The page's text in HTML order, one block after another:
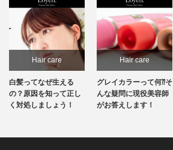
Hair care
白髪ってなぜ生える
の？原因を知って正し
く対処しましょう！
Hair care
グレイカラーって何⁇そ
んな疑問に現役美容師
がお答えします！